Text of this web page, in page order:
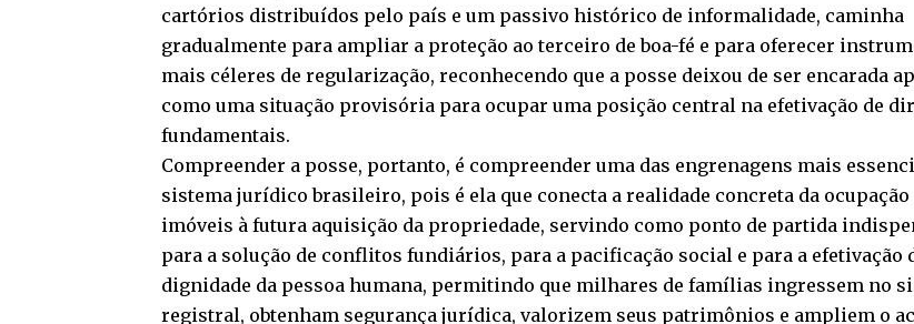
cartórios distribuídos pelo país e um passivo histórico de informalidade, caminha
gradualmente para ampliar a proteção ao terceiro de boa-fé e para oferecer
mais céleres de regularização, reconhecendo que a posse deixou de ser encarada
como uma situação provisória para ocupar uma posição central na efetivação de
fundamentais.
Compreender a posse, portanto, é compreender uma das engrenagens mais
sistema jurídico brasileiro, pois é ela que conecta a realidade concreta da ocupação
imóveis à futura aquisição da propriedade, servindo como ponto de partida
para a solução de conflitos fundiários, para a pacificação social e para a efetivação
dignidade da pessoa humana, permitindo que milhares de famílias ingressem no
registral, obtenham segurança jurídica, valorizem seus patrimônios e ampliem o